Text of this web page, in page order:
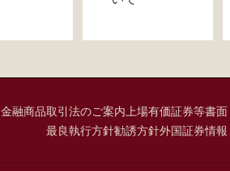
金融商品取引法のご案内 上場有価証券等書
最良執行方針勧誘方針外国証券情